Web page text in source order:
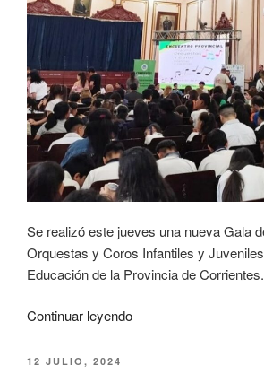
Se realizó este jueves una nueva Gala
Orquestas y Coros Infantiles y
Educación de la Provincia de Corrientes.
Continuar leyendo
12 JULIO, 2024